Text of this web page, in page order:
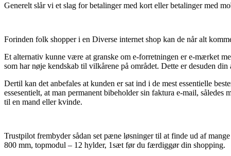
Generelt slår vi et slag for betalinger med kort eller betalinger med
Forinden folk shopper i en Diverse internet shop kan de når alt
Et alternativ kunne være at granske om e-forretningen er e-mærket
som har nøje kendskab til vilkårene på området. Dette er desuden
Dertil kan det anbefales at kunden er sat ind i de mest essentielle
essesentielt, at man permanent bibeholder sin faktura e-mail,
til en mand eller kvinde.
Trustpilot frembyder sådan set pæne løsninger til at finde ud af
800 mm, topmodul – 12 hylder, 1sæt før du færdiggør din shopping.